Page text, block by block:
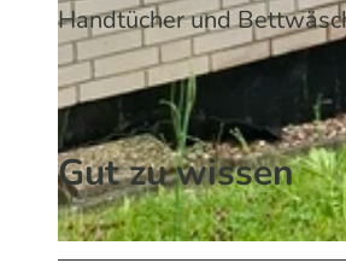
Handtücher und
Gut zu wissen